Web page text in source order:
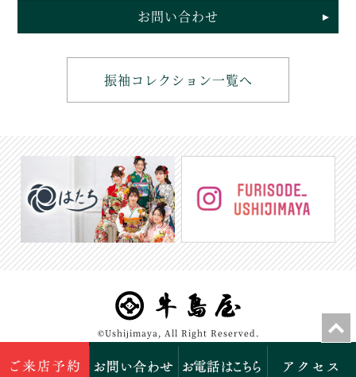
お問い合わせ
振袖コレクション一覧へ
©Ushijimaya, All Right Reserved.